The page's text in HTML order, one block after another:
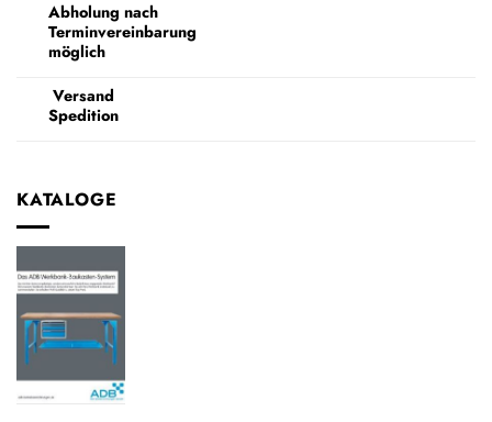
Abholung nach
Terminvereinbarung
möglich
Versand
Spedition
KATALOGE